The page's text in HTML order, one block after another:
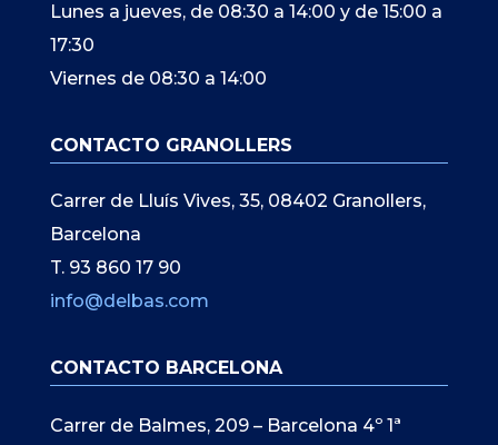
Lunes a jueves, de 08:30 a 14:00 y de 15:00 a
17:30
Viernes de 08:30 a 14:00
CONTACTO GRANOLLERS
Carrer de Lluís Vives, 35, 08402 Granollers,
Barcelona
T. 93 860 17 90
info@delbas.com
CONTACTO BARCELONA
Carrer de Balmes, 209 – Barcelona 4º 1ª